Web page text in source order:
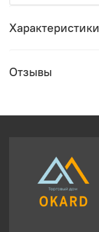
Характеристики
Отзывы